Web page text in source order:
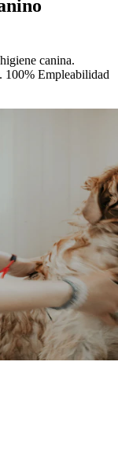
canina.
100% Empleabilidad